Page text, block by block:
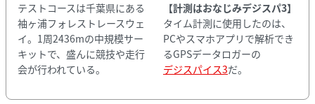
テストコースは千葉県にある
袖ヶ浦フォレストレースウェ
イ。1周2436mの中規模サー
キットで、盛んに競技や走行
会が行われている。
【計測はおなじみデジスパ3】
タイム計測に使用したのは、
PCやスマホアプリで解析でき
るGPSデータロガーの
デジスパイス3だ。